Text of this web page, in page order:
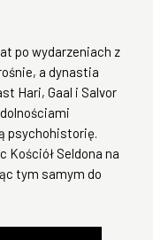
po wydarzeniach z
a dynastia
Hari, Gaal i Salvor
psychohistorię.
Kościół Seldona na
tym samym do